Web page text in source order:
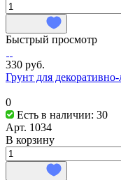
Быстрый просмотр
330 руб.
Грунт для
0
Есть в наличии: 30
Арт. 1034
В корзину